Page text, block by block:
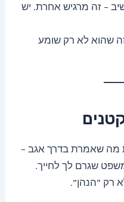
– זה מרגיש אחרת. יש
שהוא לא רק שומע
מה שאמרת בדרך אגב –
שגרם לך לחייך.
רק “הנהן”.